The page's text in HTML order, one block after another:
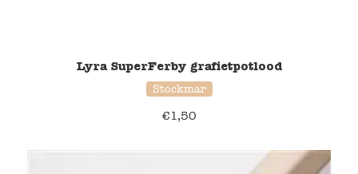
Lyra SuperFerby grafietpotlood
Stockmar
€1,50